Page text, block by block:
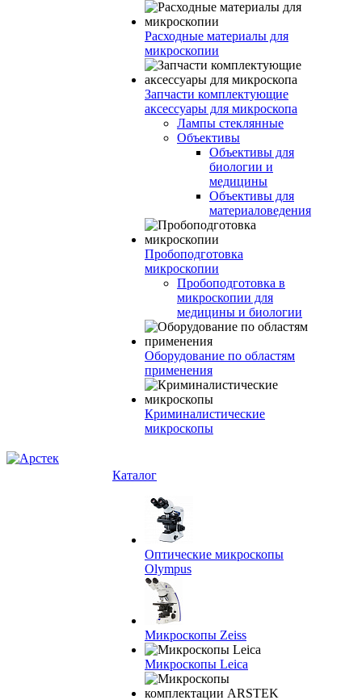
Расходные материалы для
микроскопии
Запчасти комплектующие
аксессуары для микроскопа
Лампы стеклянные
Объективы
Объективы для
биологии и
медицины
Объективы для
материаловедения
Пробоподготовка
микроскопии
Пробоподготовка в
микроскопии для
медицины и биологии
Оборудование по областям
применения
Криминалистические
микроскопы
Каталог
Оптические микроскопы
Olympus
Микроскопы Zeiss
Микроскопы Leica